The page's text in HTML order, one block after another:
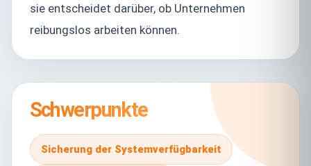
sie entscheidet darüber, ob Unternehmen
reibungslos arbeiten können.
Schwerpunkte
Sicherung der Systemverfügbarkeit